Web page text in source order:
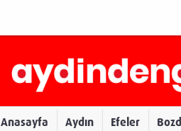
Anasayfa Aydın Efeler